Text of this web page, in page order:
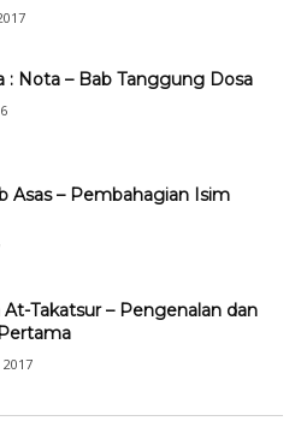
: Nota – Bab Tanggung Dosa
Asas – Pembahagian Isim
At-Takatsur – Pengenalan dan